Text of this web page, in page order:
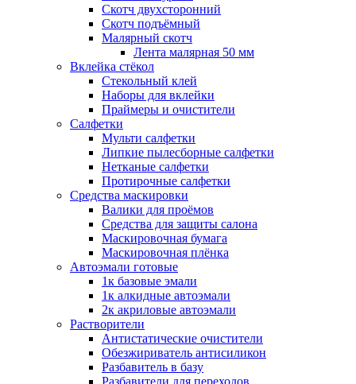
Скотч двухсторонний
Скотч подъёмный
Малярный скотч
Лента малярная 50 мм
Вклейка стёкол
Стекольный клей
Наборы для вклейки
Праймеры и очистители
Салфетки
Мульти салфетки
Липкие пылесборные салфетки
Нетканые салфетки
Протирочные салфетки
Средства маскировки
Валики для проёмов
Средства для защиты салона
Маскировочная бумага
Маскировочная плёнка
Автоэмали готовые
1к базовые эмали
1к алкидные автоэмали
2к акриловые автоэмали
Растворители
Антистатические очистители
Обезжириватель антисиликон
Разбавитель в базу
Разбавители для переходов